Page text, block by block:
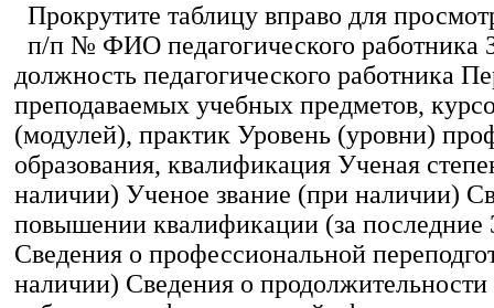
Прокрутите таблицу вправо для
п/п № ФИО педагогического работника
должность педагогического работника
преподаваемых учебных предметов,
(модулей), практик Уровень (уровни)
образования, квалификация Ученая
наличии) Ученое звание (при наличии)
повышении квалификации (за последние
Сведения о профессиональной
наличии) Сведения о